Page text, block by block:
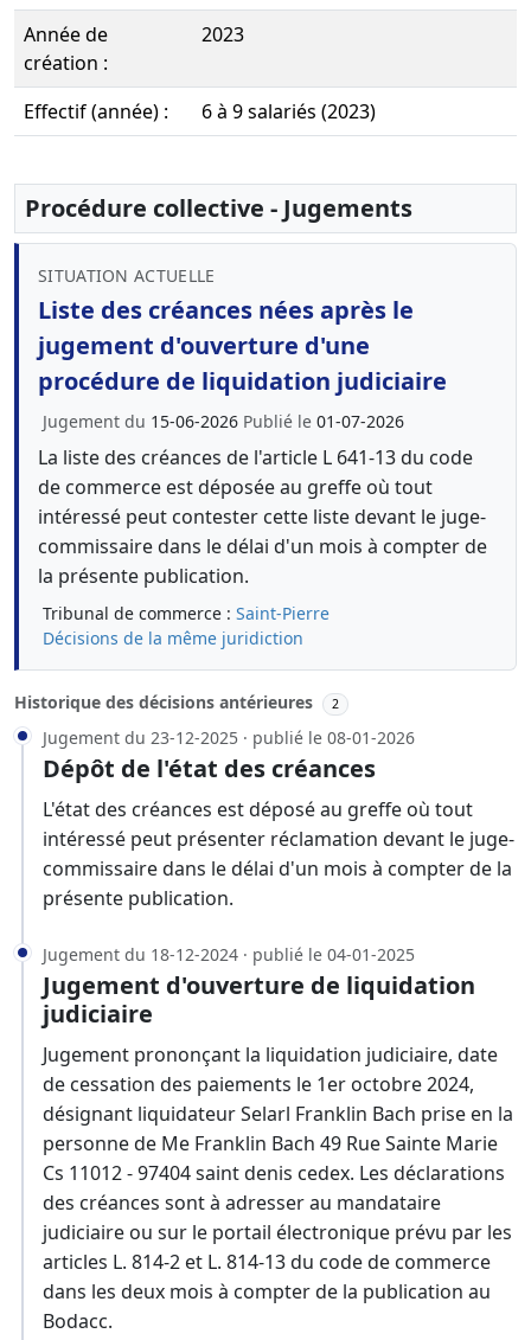
Année de
création :
2023
Effectif (année) : 6 à 9 salariés (2023)
Procédure collective - Jugements
SITUATION ACTUELLE
Liste des créances nées après le
jugement d'ouverture d'une
procédure de liquidation judiciaire
Jugement du 15-06-2026 Publié le 01-07-2026
La liste des créances de l'article L 641-13 du code
de commerce est déposée au greffe où tout
intéressé peut contester cette liste devant le juge-
commissaire dans le délai d'un mois à compter de
la présente publication.
Tribunal de commerce : Saint-Pierre
Décisions de la même juridiction
Historique des décisions antérieures 2
Jugement du 23-12-2025 · publié le 08-01-2026
Dépôt de l'état des créances
L'état des créances est déposé au greffe où tout
intéressé peut présenter réclamation devant le juge-
commissaire dans le délai d'un mois à compter de la
présente publication.
Jugement du 18-12-2024 · publié le 04-01-2025
Jugement d'ouverture de liquidation
judiciaire
Jugement prononçant la liquidation judiciaire, date
de cessation des paiements le 1er octobre 2024,
désignant liquidateur Selarl Franklin Bach prise en la
personne de Me Franklin Bach 49 Rue Sainte Marie
Cs 11012 - 97404 saint denis cedex. Les déclarations
des créances sont à adresser au mandataire
judiciaire ou sur le portail électronique prévu par les
articles L. 814-2 et L. 814-13 du code de commerce
dans les deux mois à compter de la publication au
Bodacc.